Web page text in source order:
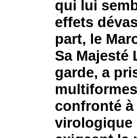
qui lui
effets
part, le
Sa Majesté
garde, a
confronté
virologique